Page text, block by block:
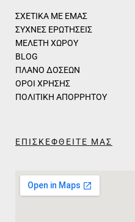
ΣΧΕΤΙΚΑ ΜΕ ΕΜΑΣ
ΣΥΧΝΕΣ ΕΡΩΤΗΣΕΙΣ
ΜΕΛΕΤΗ ΧΩΡΟΥ
BLOG
ΠΛΑΝΟ ΔΟΣΕΩΝ
ΟΡΟΙ ΧΡΗΣΗΣ
ΠΟΛΙΤΙΚΗ ΑΠΟΡΡΗΤΟΥ
ΕΠΙΣΚΕΦΘΕΙΤΕ ΜΑΣ